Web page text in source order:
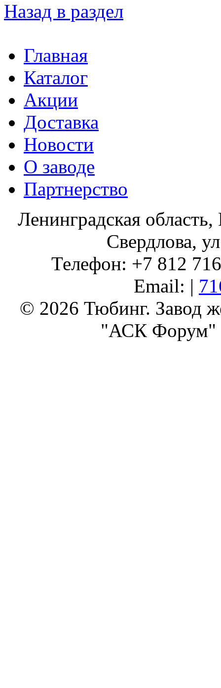
Назад в раздел
Главная
Каталог
Акции
Доставка
Новости
О заводе
Партнерство
Ленинградская
Свердлова,
Телефон: +7 812
Email: |
© 2026 Тюбинг. Завод
"АСК Форум"